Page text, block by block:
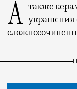
А также керамика в наивном стиле, украшения